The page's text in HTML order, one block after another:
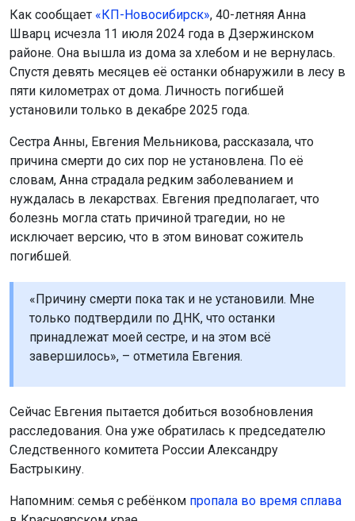
Как сообщает «КП-Новосибирск», 40-летняя Анна
Шварц исчезла 11 июля 2024 года в Дзержинском
районе. Она вышла из дома за хлебом и не вернулась.
Спустя девять месяцев её останки обнаружили в лесу в
пяти километрах от дома. Личность погибшей
установили только в декабре 2025 года.
Сестра Анны, Евгения Мельникова, рассказала, что
причина смерти до сих пор не установлена. По её
словам, Анна страдала редким заболеванием и
нуждалась в лекарствах. Евгения предполагает, что
болезнь могла стать причиной трагедии, но не
исключает версию, что в этом виноват сожитель
погибшей.
«Причину смерти пока так и не установили. Мне
только подтвердили по ДНК, что останки
принадлежат моей сестре, и на этом всё
завершилось», – отметила Евгения.
Сейчас Евгения пытается добиться возобновления
расследования. Она уже обратилась к председателю
Следственного комитета России Александру
Бастрыкину.
Напомним: семья с ребёнком пропала во время сплава